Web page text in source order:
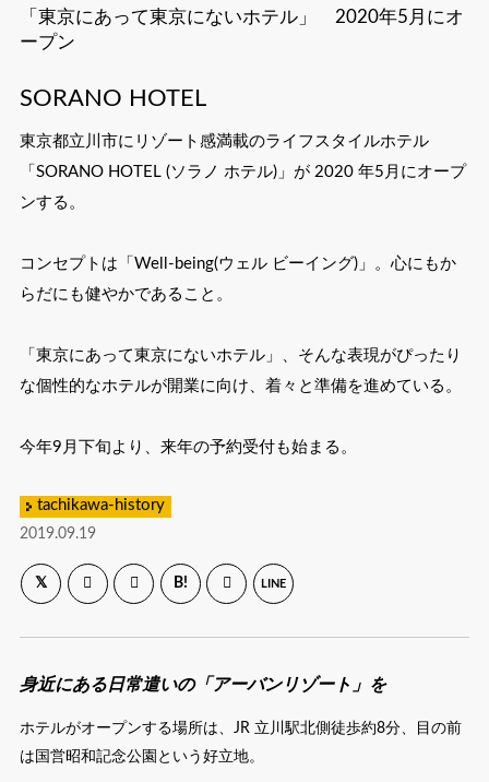
「東京にあって東京にないホテル」 2020年5月にオ
ープン
SORANO HOTEL
東京都立川市にリゾート感満載のライフスタイルホテル
「SORANO HOTEL (ソラノ ホテル)」が 2020 年5月にオープ
ンする。
コンセプトは「Well-being(ウェル ビーイング)」。心にもか
らだにも健やかであること。
「東京にあって東京にないホテル」、そんな表現がぴったり
な個性的なホテルが開業に向け、着々と準備を進めている。
今年9月下旬より、来年の予約受付も始まる。
tachikawa-history
2019.09.19
B! LINE
身近にある日常遣いの「アーバンリゾート」を
ホテルがオープンする場所は、JR 立川駅北側徒歩約8分、目の前
は国営昭和記念公園という好立地。